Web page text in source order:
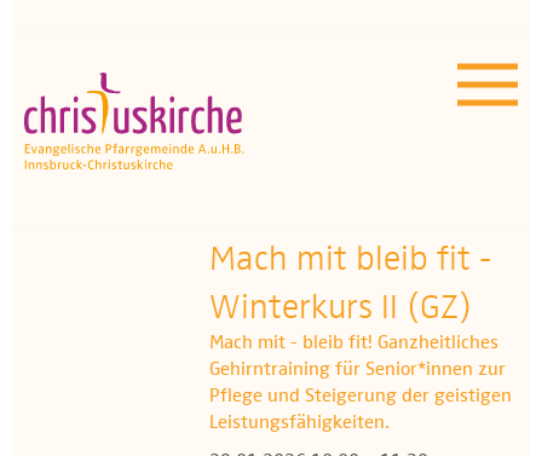
Unser Angebot
OEZ
Wissenswertes
Medien
Kontakt
Mach mit bleib fit -
Winterkurs II (GZ)
Mach mit - bleib fit! Ganzheitliches
Gehirntraining für Senior*innen zur
Pflege und Steigerung der geistigen
Leistungsfähigkeiten.